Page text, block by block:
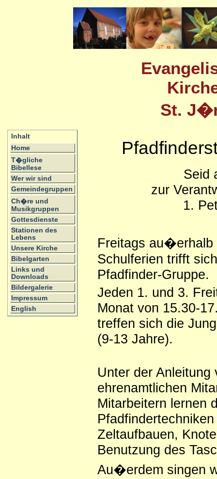
St.
Inhalt
Home
T�gliche
Bibellese
Wer wir sind
Gemeindegruppen
Ch�re und
Musikgruppen
Gottesdienste
Stationen des
Lebens
Unsere Kirche
Bibelgarten
Links und
Downloads
Bildergalerie
Impressum
English
Seid
zur
1.
Freitags au�erhalb
Schulferien trifft
Pfadfinder-Gruppe.
Jeden 1. und 3.
Monat von 15.30-
treffen sich die
(9-13 Jahre).
Unter der Anleitung
ehrenamtlichen
Mitarbeitern lernen
Zeltaufbauen,
Benutzung des
Au�erdem singen